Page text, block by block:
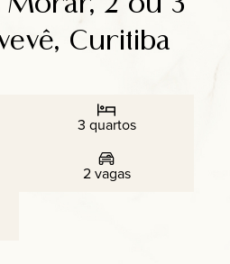
Curitiba
3 quartos
2 vagas